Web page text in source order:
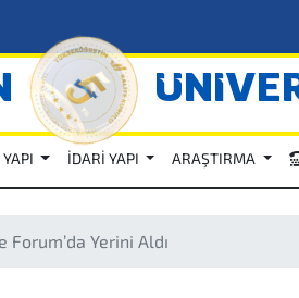
İDARİ YAPI ARAŞTIRMA
Yerini Aldı